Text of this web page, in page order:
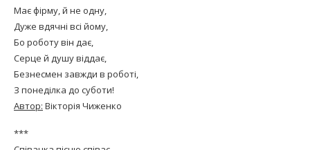
Має фірму, й не одну,
Дуже вдячні всі йому,
Бо роботу він дає,
Серце й душу віддає,
Безнесмен завжди в роботі,
З понеділка до суботи!
Автор: Вікторія Чиженко
***